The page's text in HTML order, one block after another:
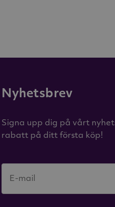
Nyhetsbrev
Signa upp dig på vårt
rabatt på ditt första köp!
E-mail